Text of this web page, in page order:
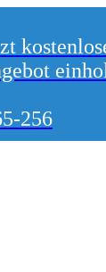
256